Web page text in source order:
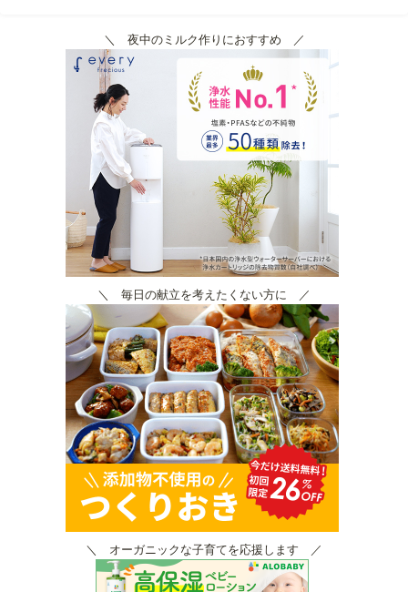
＼ 夜中のミルク作りにおすすめ ／
＼ 毎日の献立を考えたくない方に ／
＼ オーガニックな子育てを応援します ／